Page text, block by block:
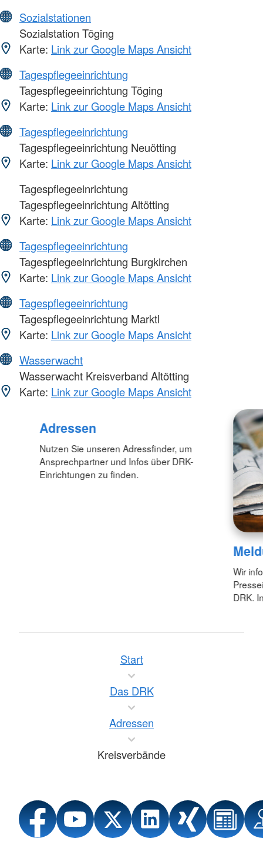
Sozialstationen
Sozialstation Töging
Karte: Link zur Google Maps Ansicht
Tagespflegeeinrichtung
Tagespflegeeinrichtung Töging
Karte: Link zur Google Maps Ansicht
Tagespflegeeinrichtung
Tagespflegeeinrichtung Neuötting
Karte: Link zur Google Maps Ansicht
Tagespflegeeinrichtung
Tagespflegeeinrichtung Altötting
Karte: Link zur Google Maps Ansicht
Tagespflegeeinrichtung
Tagespflegeeinrichtung Burgkirchen
Karte: Link zur Google Maps Ansicht
Tagespflegeeinrichtung
Tagespflegeeinrichtung Marktl
Karte: Link zur Google Maps Ansicht
Wasserwacht
Wasserwacht Kreisverband Altötting
Karte: Link zur Google Maps Ansicht
Adressen
Nutzen Sie unseren Adressfinder, um
Ansprechpartner und Infos über DRK-
Einrichtungen zu finden.
Wir
DRK.
Start
Das DRK
Adressen
Kreisverbände